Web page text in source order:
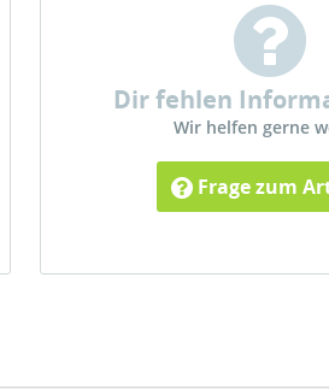
Dir fehlen
Wir helfen gerne
Frage zum